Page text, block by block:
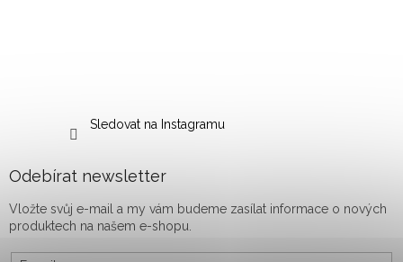
Sledovat na Instagramu
Odebírat newsletter
Vložte svůj e-mail a my vám budeme zasílat informace o nových
produktech na našem e-shopu.